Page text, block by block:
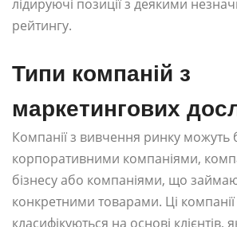
лідируючі позиції з деякими
рейтингу.
Типи компаній з
маркетингових
Компанії з вивчення ринку можуть
корпоративними компаніями,
бізнесу або компаніями, що
конкретними товарами. Ці
класифікуються на основі клієнтів,